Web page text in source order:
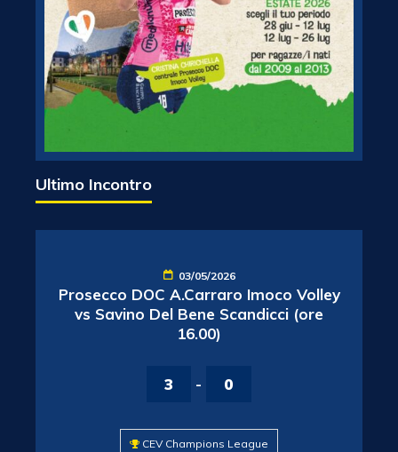
Ultimo Incontro
03/05/2026
Prosecco DOC A.Carraro Imoco Volley
vs Savino Del Bene Scandicci (ore
16.00)
3 - 0
CEV Champions League